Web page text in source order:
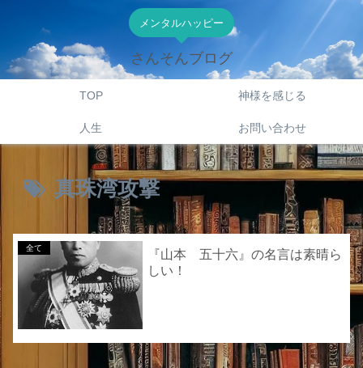
メンタルハッピー
さんそんブログ
TOP 神様を感じる
人生 お問い合わせ
真珠湾攻撃
全て
『山本 五十六』の名言は素晴ら
しい！